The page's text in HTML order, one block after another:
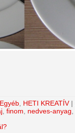
Egyéb HETI KREATÍV |
finom nedves-anyag